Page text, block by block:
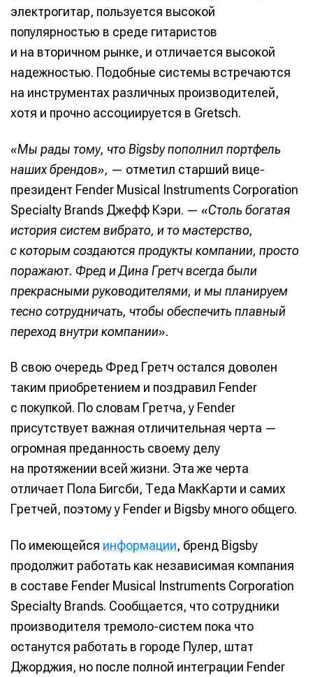
электрогитар, пользуется высокой
популярностью в среде гитаристов
и на вторичном рынке, и отличается высокой
надежностью. Подобные системы встречаются
на инструментах различных производителей,
хотя и прочно ассоциируется в Gretsch.
«Мы рады тому, что Bigsby пополнил портфель
наших брендов», — отметил старший вице-
президент Fender Musical Instruments Corporation
Specialty Brands Джефф Кэри. — «Столь богатая
история систем вибрато, и то мастерство,
с которым создаются продукты компании, просто
поражают. Фред и Дина Гретч всегда были
прекрасными руководителями, и мы планируем
тесно сотрудничать, чтобы обеспечить плавный
переход внутри компании».
В свою очередь Фред Гретч остался доволен
таким приобретением и поздравил Fender
с покупкой. По словам Гретча, у Fender
присутствует важная отличительная черта —
огромная преданность своему делу
на протяжении всей жизни. Эта же черта
отличает Пола Бигсби, Теда МакКарти и самих
Гретчей, поэтому у Fender и Bigsby много общего.
По имеющейся информации, бренд Bigsby
продолжит работать как независимая компания
в составе Fender Musical Instruments Corporation
Specialty Brands. Сообщается, что сотрудники
производителя тремоло-систем пока что
останутся работать в городе Пулер, штат
Джорджия, но после полной интеграции Fender